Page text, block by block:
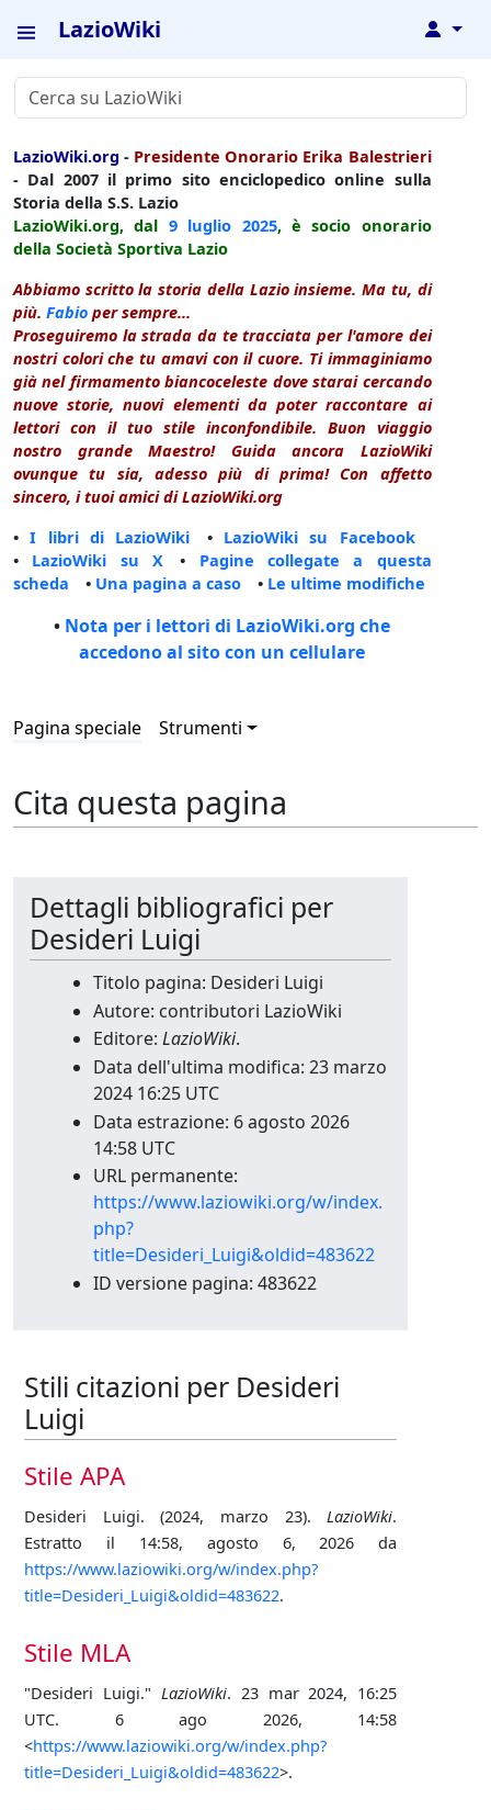
LazioWiki ↓
LazioWiki.org - Presidente Onorario Erika Balestrieri
- Dal 2007 il primo sito enciclopedico online sulla
Storia della S.S. Lazio
LazioWiki.org, dal 9 luglio 2025, è socio onorario
della Società Sportiva Lazio
Abbiamo scritto la storia della Lazio insieme. Ma tu, di
più. Fabio per sempre...
Proseguiremo la strada da te tracciata per l'amore dei
nostri colori che tu amavi con il cuore. Ti immaginiamo
già nel firmamento biancoceleste dove starai cercando
nuove storie, nuovi elementi da poter raccontare ai
lettori con il tuo stile inconfondibile. Buon viaggio
nostro grande Maestro! Guida ancora LazioWiki
ovunque tu sia, adesso più di prima! Con affetto
sincero, i tuoi amici di LazioWiki.org
•I libri di LazioWiki • LazioWiki su Facebook
• LazioWiki su X • Pagine collegate a questa
scheda • Una pagina a caso • Le ultime modifiche
• Nota per i lettori di LazioWiki.org che
accedono al sito con un cellulare
Pagina speciale Strumenti
Cita questa pagina
Dettagli bibliografici per
Desideri Luigi
Titolo pagina: Desideri Luigi
Autore: contributori LazioWiki
Editore: LazioWiki.
Data dell'ultima modifica: 23 marzo
2024 16:25 UTC
Data estrazione: 6 agosto 2026
14:58 UTC
URL permanente:
https://www.laziowiki.org/w/index.
php?
title=Desideri_Luigi&oldid=483622
ID versione pagina: 483622
Stili citazioni per Desideri
Luigi
Stile APA
Desideri Luigi. (2024, marzo 23).LazioWiki.
Estratto il 14:58, agosto 6, 2026 da
https://www.laziowiki.org/w/index.php?
title=Desideri_Luigi&oldid=483622.
Stile MLA
"Desideri Luigi." LazioWiki. 23 mar 2024, 16:25
UTC. 6 ago 2026, 14:58
<https://www.laziowiki.org/w/index.php?
title=Desideri_Luigi&oldid=483622>.